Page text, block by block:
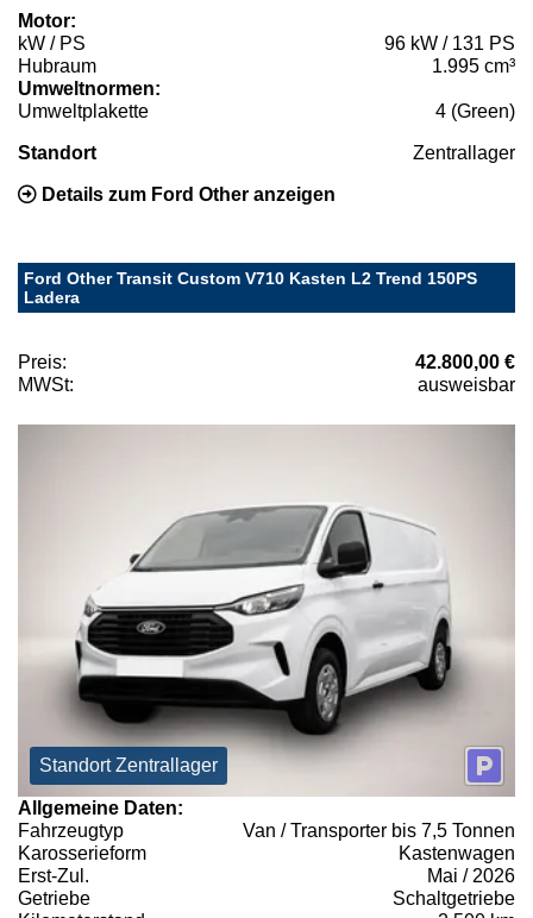
Motor:
kW / PS
96 kW / 131 PS
Hubraum
1.995 cm³
Umweltnormen:
Umweltplakette
4 (Green)
Standort Zentrallager
Details zum Ford Other anzeigen
Ford Other Transit Custom V710 Kasten L2 Trend 150PS
Ladera
Preis:
42.800,00 €
MWSt:
ausweisbar
Standort Zentrallager
Allgemeine Daten:
Fahrzeugtyp
Van / Transporter bis 7,5 Tonnen
Karosserieform
Kastenwagen
Erst-Zul.
Mai / 2026
Getriebe
Schaltgetriebe